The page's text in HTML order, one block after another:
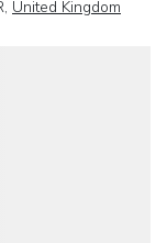
United Kingdom